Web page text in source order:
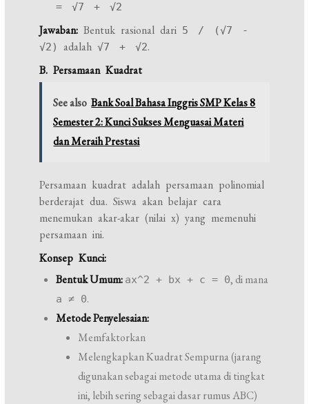
= √7 + √2
Jawaban: Bentuk rasional dari 5 / (√7 -
√2)
adalah√7 + √2.
B. Persamaan Kuadrat
See also Bank Soal Bahasa Inggris SMP Kelas 8
Semester 2: Kunci Sukses Menguasai Materi
dan Meraih Prestasi
Persamaan kuadrat adalah persamaan polinomial
berderajat dua. Siswa akan belajar cara
menemukan akar-akar (nilai x) yang memenuhi
persamaan ini.
Konsep Kunci:
Bentuk Umum: ax^2 + bx + c = 0, di mana
a ≠ 0.
Metode Penyelesaian:
Memfaktorkan
Melengkapkan Kuadrat Sempurna (jarang
digunakan sebagai metode utama di tingkat
ini, lebih sering sebagai dasar rumus ABC)